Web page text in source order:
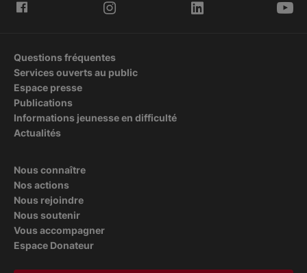
Questions fréquentes
Services ouverts au public
Espace presse
Publications
Informations jeunesse en difficulté
Actualités
Nous connaître
Nos actions
Nous rejoindre
Nous soutenir
Vous accompagner
Espace Donateur